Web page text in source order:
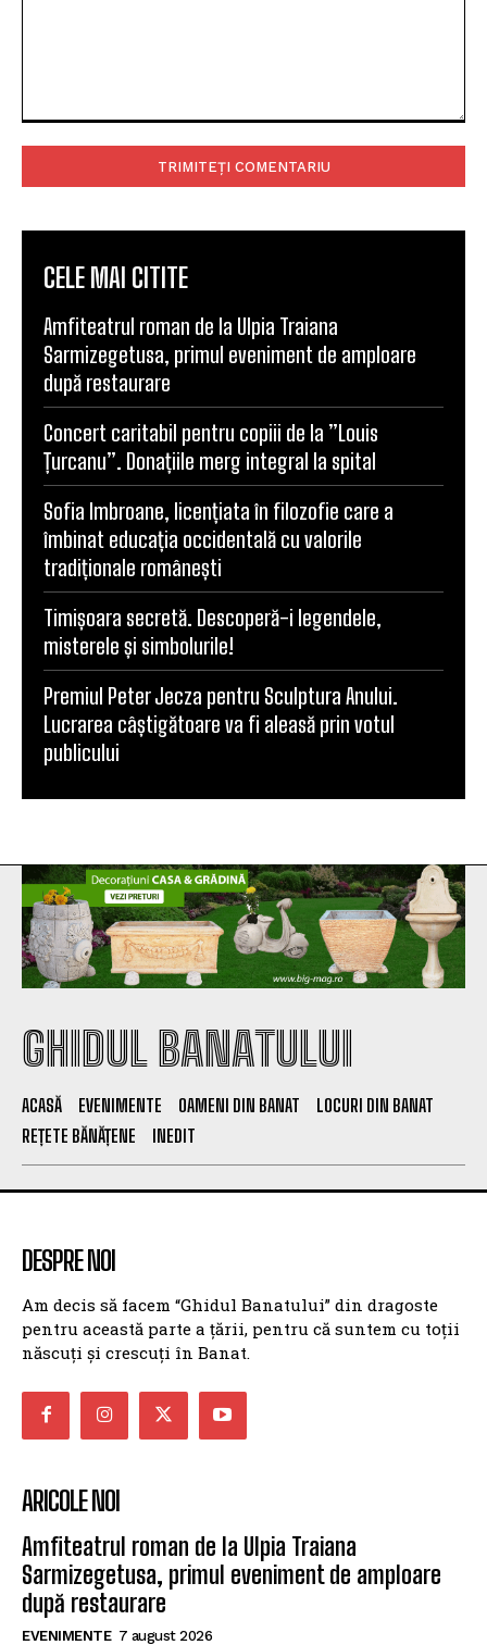
CELE MAI CITITE
Amfiteatrul roman de la Ulpia Traiana
Sarmizegetusa, primul eveniment de amploare
după restaurare
Concert caritabil pentru copiii de la ”Louis
Țurcanu”. Donațiile merg integral la spital
Sofia Imbroane, licențiata în filozofie care a
îmbinat educația occidentală cu valorile
tradiționale românești
Timișoara secretă. Descoperă-i legendele,
misterele și simbolurile!
Premiul Peter Jecza pentru Sculptura Anului.
Lucrarea câștigătoare va fi aleasă prin votul
publicului
GHIDUL BANATULUI
ACASĂ EVENIMENTE OAMENI DIN BANAT
LOCURI DIN BANAT
REȚETE BĂNĂȚENE
INEDIT
DESPRE NOI
Am decis să facem “Ghidul Banatului” din dragoste
pentru această parte a țării, pentru că suntem cu toții
născuți și crescuți în Banat.
ARICOLE NOI
Amfiteatrul roman de la Ulpia Traiana
Sarmizegetusa, primul eveniment de amploare
după restaurare
EVENIMENTE 7 august 2026